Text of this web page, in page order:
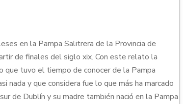
en la Pampa Salitrera de la Provincia de
de finales del siglo xix. Con este relato la
que tuvo el tiempo de conocer de la Pampa
nada y que considera fue lo que más ha marcado
de Dublín y su madre también nació en la Pampa